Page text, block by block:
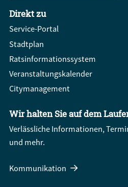
Direkt zu
Service-Portal
Stadtplan
Ratsinformationssystem
Veranstaltungskalender
Citymanagement
Wir halten Sie auf dem
Verlässliche Informationen,
und mehr.
Kommunikation